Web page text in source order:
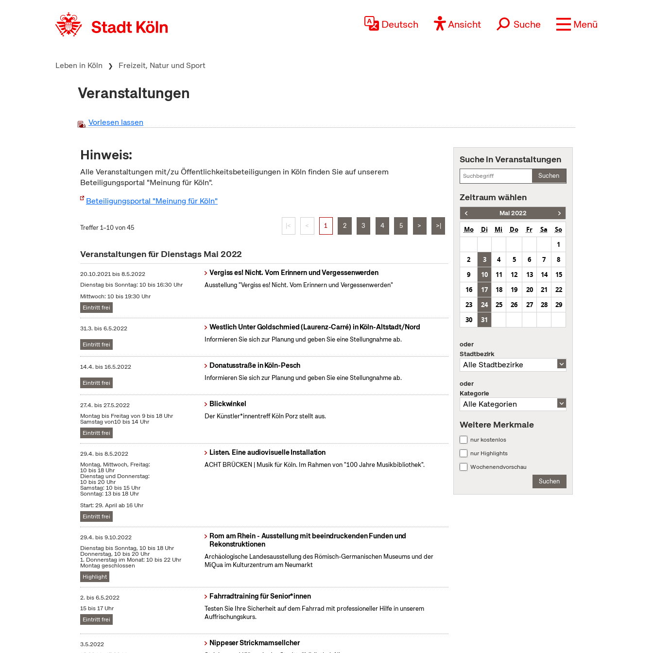
Deutsch Ansicht Suche Menü
Leben in Köln Freizeit, Natur und Sport
Veranstaltungen
Vorlesen lassen
Hinweis:
Alle Veranstaltungen mit/zu Öffentlichkeitsbeteiligungen in Köln finden Sie auf unserem
Beteiligungsportal "Meinung für Köln".
Beteiligungsportal "Meinung für Köln"
Treffer 1–10 von 45 |< < 1 2 3 4 5 > >|
Veranstaltungen für Dienstags Mai 2022
20.10.2021 bis8.5.2022
Dienstag bis Sonntag: 10 bis 16:30 Uhr
Mittwoch: 10 bis 19:30 Uhr
Eintritt frei
Vergiss es! Nicht. Vom Erinnern und Vergessenwerden
Ausstellung "Vergiss es! Nicht. Vom Erinnern und Vergessenwerden"
31.3. bis6.5.2022
Eintritt frei
Westlich Unter Goldschmied (Laurenz-Carré) in Köln-Altstadt/Nord
Informieren Sie sich zur Planung und geben Sie eine Stellungnahme ab.
14.4. bis16.5.2022
Eintritt frei
Donatusstraße in Köln-Pesch
Informieren Sie sich zur Planung und geben Sie eine Stellungnahme ab.
27.4. bis27.5.2022
Montag bis Freitag von 9 bis 18 Uhr
Samstag von10 bis 14 Uhr
Eintritt frei
Blickwinkel
Der Künstler*innentreff Köln Porz stellt aus.
29.4. bis8.5.2022
Montag, Mittwoch, Freitag:
10 bis 18 Uhr
Dienstag und Donnerstag:
10 bis 20 Uhr
Samstag: 10 bis 15 Uhr
Sonntag: 13 bis 18 Uhr
Start: 29. April ab 16 Uhr
Eintritt frei
Listen. Eine audiovisuelle Installation
ACHT BRÜCKEN | Musik für Köln. Im Rahmen von "100 Jahre Musikbibliothek".
29.4. bis9.10.2022
Dienstag bis Sonntag, 10 bis 18 Uhr
Donnerstag, 10 bis 20 Uhr
1. Donnerstag im Monat: 10 bis 22 Uhr
Montag geschlossen
Highlight
Rom am Rhein - Ausstellung mit beeindruckenden Funden und
Rekonstruktionen
Archäologische Landesausstellung des Römisch-Germanischen Museums und der
MiQua im Kulturzentrum am Neumarkt
2. bis6.5.2022
15 bis 17 Uhr
Eintritt frei
Fahrradtraining für Senior*innen
Testen Sie Ihre Sicherheit auf dem Fahrrad mit professioneller Hilfe in unserem
Auffrischungskurs.
3.5.2022
Nippeser Strickmamsellcher
Suche in Veranstaltungen
Suchen
Zeitraum wählen
Mai 2022
Mo Di Mi Do Fr Sa
So
1
2
3 4 5 6 7
8
9
10 11 12 13 14
15
16
17 18 19 20 21
22
23
24 25 26 27 28
29
30
31
oder
Stadtbezirk
oder
Kategorie
Weitere Merkmale
nur kostenlos
nur Highlights
Wochenendvorschau
Suchen